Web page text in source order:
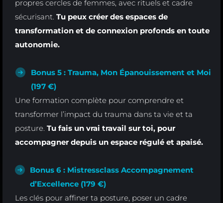
propres cercles de femmes, avec rituels et cadre
sécurisant. Tu peux créer des espaces de
transformation et de connexion profonds en toute
autonomie.
Bonus 5 : Trauma, Mon Épanouissement et Moi
(197 €)
Une formation complète pour comprendre et
transformer l’impact du trauma dans ta vie et ta
posture. Tu fais un vrai travail sur toi, pour
accompagner depuis un espace régulé et apaisé.
Bonus 6 : Mistressclass Accompagnement
d’Excellence (179 €)
Les clés pour affiner ta posture, poser un cadre